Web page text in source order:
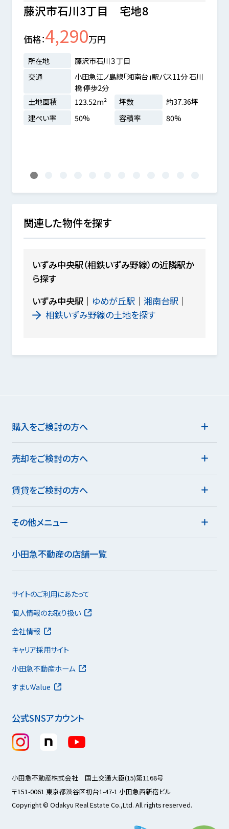
藤沢市石川3丁目 宅地8
価格 4,290万円
所在地
藤沢市石川３丁目
交通
小田急江ノ島線「湘南台」駅バス11分 石川
橋 停歩2分
土地面積
123.52m² 坪数
約37.36坪
建ぺい率
50% 容積率 80%
1
関連した物件を探す
いずみ中央駅（相鉄いずみ野線）の近隣駅か
ら探す
いずみ中央駅
ゆめが丘駅
湘南台駅
相鉄いずみ野線の土地を探す
購入をご検討の方へ
売却をご検討の方へ
賃貸をご検討の方へ
その他メニュー
小田急不動産の店舗一覧
公式SNSアカウント
サイトのご利用にあたって
個人情報のお取り扱い
会社情報
キャリア採用サイト
小田急不動産ホーム
すまいValue
小田急不動産株式会社 国土交通大臣(15)第1168号
〒151-0061 東京都渋谷区初台1-47-1 小田急西新宿ビル
Copyright © Odakyu Real Estate Co.,Ltd. All rights reserved.